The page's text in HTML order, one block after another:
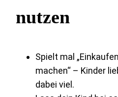
nutzen
Spielt mal
machen“ – Kinder
dabei viel.